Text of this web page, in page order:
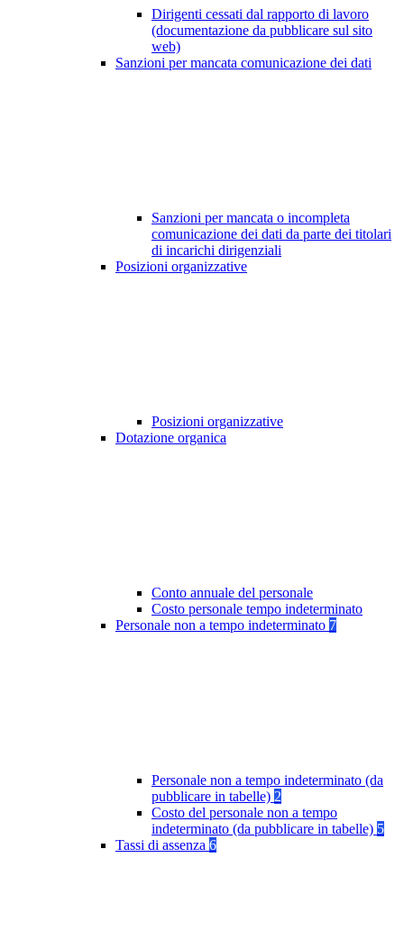
Dirigenti cessati dal rapporto di lavoro
(documentazione da pubblicare sul sito
web)
Sanzioni per mancata comunicazione dei dati
Sanzioni per mancata o incompleta
comunicazione dei dati da parte dei titolari
di incarichi dirigenziali
Posizioni organizzative
Posizioni organizzative
Dotazione organica
Conto annuale del personale
Costo personale tempo indeterminato
Personale non a tempo indeterminato 7
Personale non a tempo indeterminato (da
pubblicare in tabelle) 2
Costo del personale non a tempo
indeterminato (da pubblicare in tabelle) 5
Tassi di assenza 6